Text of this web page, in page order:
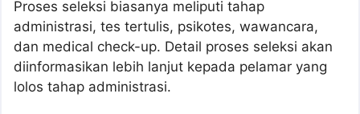
Proses seleksi biasanya meliputi tahap
administrasi, tes tertulis, psikotes, wawancara,
dan medical check-up. Detail proses seleksi akan
diinformasikan lebih lanjut kepada pelamar yang
lolos tahap administrasi.